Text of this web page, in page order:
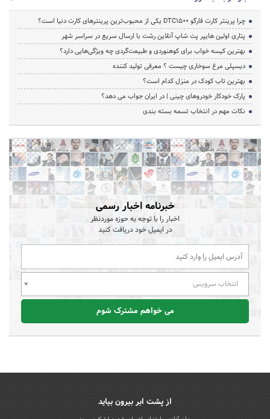
چرا پرینتر کارت فارگو DTC1500 یکی از محبوب‌ترین پرینترهای کارت دنیا است؟
پتاری اولین هایپر پت شاپ آنلاین رشت با ارسال سریع در سراسر شهر
بهترین کیسه خواب برای کوهنوردی و طبیعت‌گردی چه ویژگی‌هایی دارد؟
دیسپلی مرغ سوخاری چیست ؟ معرفی تولید کننده
بهترین تاب کودک در منزل کدام است؟
پارک خودکار خودروهای چینی | در ایران جواب می دهد؟
نکات مهم در انتخاب تسمه بسته بندی
خبرنامه اخبار رسمی
اخبار را با توجه به حوزه موردنظر
در ایمیل خود دریافت کنید
انتخاب سرویس
می خواهم مشترک شوم
از پشت ابر بیرون بیاید